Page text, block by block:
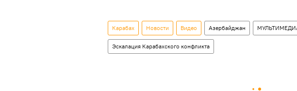
Карабах Новости Видео Азербайджан
Эскалация Карабахского конфликта